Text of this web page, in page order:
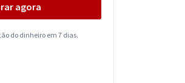
agora
do dinheiro em 7 dias.